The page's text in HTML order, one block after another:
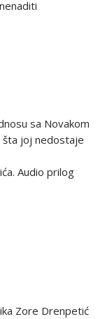
sa Novakom
šta joj nedostaje
Audio prilog
Zore Drenpetić